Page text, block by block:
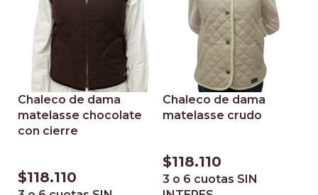
Chaleco de dama
matelasse chocolate
con cierre
$118.110
Chaleco de dama
matelasse crudo
$118.110
3 o 6 cuotas SIN